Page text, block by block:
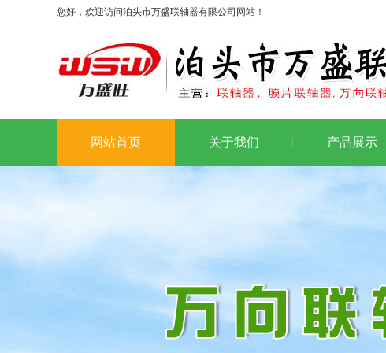
您好，欢迎访问泊头市万盛联轴器有限公司网站！
网站首页 关于我们 产品展示